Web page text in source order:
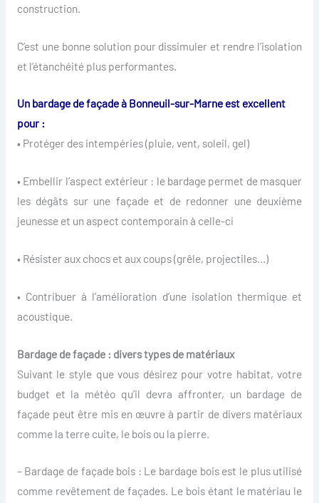
construction.
C’est une bonne solution pour dissimuler et rendre l’isolation
et l’étanchéité plus performantes.
Un bardage de façade à Bonneuil-sur-Marne est excellent
pour :
• Protéger des intempéries (pluie, vent, soleil, gel)
• Embellir l’aspect extérieur : le bardage permet de masquer
les dégâts sur une façade et de redonner une deuxième
jeunesse et un aspect contemporain à celle-ci
• Résister aux chocs et aux coups (grêle, projectiles…)
• Contribuer à l’amélioration d’une isolation thermique et
acoustique.
Bardage de façade : divers types de matériaux
Suivant le style que vous désirez pour votre habitat, votre
budget et la météo qu’il devra affronter, un bardage de
façade peut être mis en œuvre à partir de divers matériaux
comme la terre cuite, le bois ou la pierre.
– Bardage de façade bois : Le bardage bois est le plus utilisé
comme revêtement de façades. Le bois étant le matériau le